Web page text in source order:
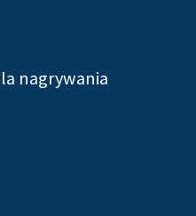
nagrywania